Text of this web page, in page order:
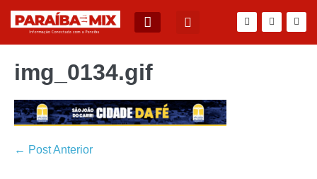
img_0134.gif
← Post Anterior